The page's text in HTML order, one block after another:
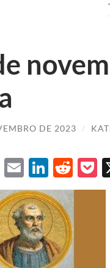
DE 2023 /
Facebook
Email